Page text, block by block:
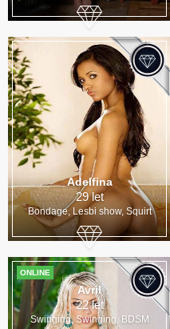
Adelfina
29 let
Bondage, Lesbi show, Squirt
ONLINE
Avril
22 let
Swinging, Swinging, BDSM